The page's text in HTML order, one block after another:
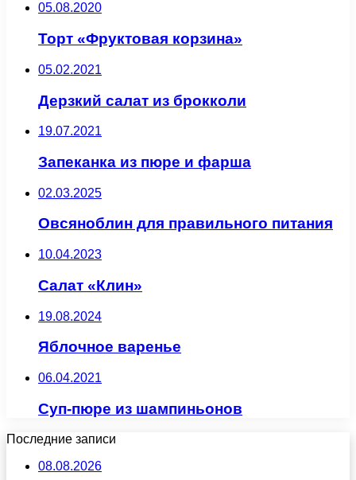
05.08.2020
Торт «Фруктовая корзина»
05.02.2021
Дерзкий салат из брокколи
19.07.2021
Запеканка из пюре и фарша
02.03.2025
Овсяноблин для правильного питания
10.04.2023
Салат «Клин»
19.08.2024
Яблочное варенье
06.04.2021
Суп-пюре из шампиньонов
Последние записи
08.08.2026